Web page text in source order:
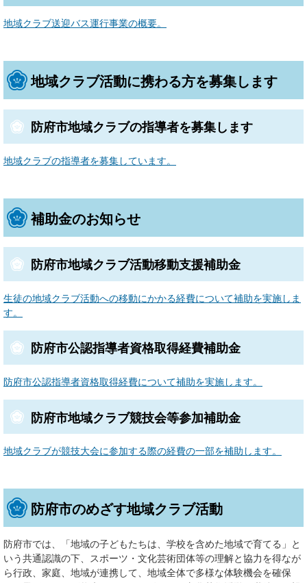
地域クラブ送迎バス運行事業の概要。
地域クラブ活動に携わる方を募集します
防府市地域クラブの指導者を募集します
地域クラブの指導者を募集しています。
補助金のお知らせ
防府市地域クラブ活動移動支援補助金
生徒の地域クラブ活動への移動にかかる経費について補助を実施しま
す。
防府市公認指導者資格取得経費補助金
防府市公認指導者資格取得経費について補助を実施します。
防府市地域クラブ競技会等参加補助金
地域クラブが競技大会に参加する際の経費の一部を補助します。
防府市のめざす地域クラブ活動
防府市では、「地域の子どもたちは、学校を含めた地域で育てる」と
いう共通認識の下、スポーツ・文化芸術団体等の理解と協力を得なが
ら行政、家庭、地域が連携して、地域全体で多様な体験機会を確保